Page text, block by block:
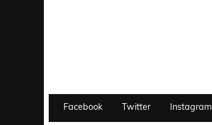
Facebook Twitter Instagram